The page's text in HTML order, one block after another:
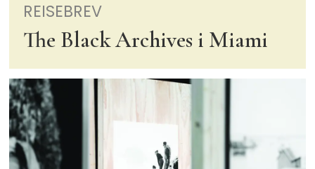
REISEBREV
The Black Archives i Miami